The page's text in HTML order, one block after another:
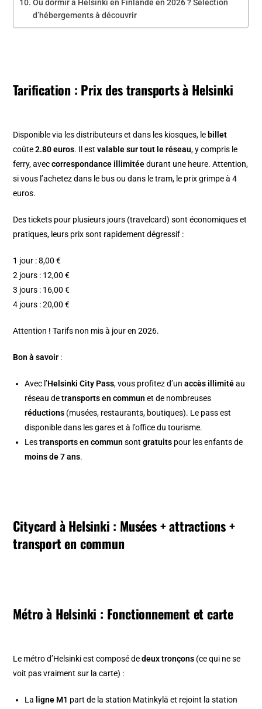
Où dormir à Helsinki en Finlande en 2026 ? Sélection
d’hébergements à découvrir
Tarification : Prix des transports à Helsinki
Disponible via les distributeurs et dans les kiosques, le billet
coûte2.80 euros. Il estvalable sur tout le réseau, y compris le
ferry, aveccorrespondance illimitéedurant une heure. Attention,
si vous l’achetez dans le bus ou dans le tram, le prix grimpe à 4
euros.
Des tickets pour plusieurs jours (travelcard) sont économiques et
pratiques, leurs prix sont rapidement dégressif :
1 jour : 8,00 €
2 jours : 12,00 €
3 jours : 16,00 €
4 jours : 20,00 €
Attention ! Tarifs non mis à jour en 2026.
Bon à savoir :
Avec l’Helsinki City Pass, vous profitez d’unaccès illimitéau
réseau detransports en commun et de nombreuses
réductions (musées, restaurants, boutiques). Le pass est
disponible dans les gares et à l’office du tourisme.
Lestransports en commun sontgratuits pour les enfants de
moins de 7 ans.
Citycard à Helsinki : Musées + attractions +
transport en commun
Métro à Helsinki : Fonctionnement et carte
Le métro d’Helsinki est composé dedeux tronçons (ce qui ne se
voit pas vraiment sur la carte) :
La ligne M1 part de la station Matinkylä et rejoint la station